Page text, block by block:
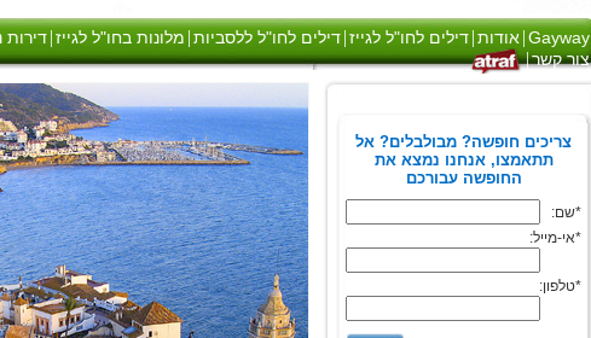
Gayway
|אודות|דילים לחו"ל לגייז|דילים לחו"ל ללסביות| מלונות בחו"ל לגייז|דירות
צור קשר|
צריכים חופשה? מבולבלים? אל
תתאמצו, אנחנו נמצא את
החופשה עבורכם
*שם:
*אי-מייל:
*טלפון:
----
גם אתם יכולים
הירשמו לניוזלטר שלנו